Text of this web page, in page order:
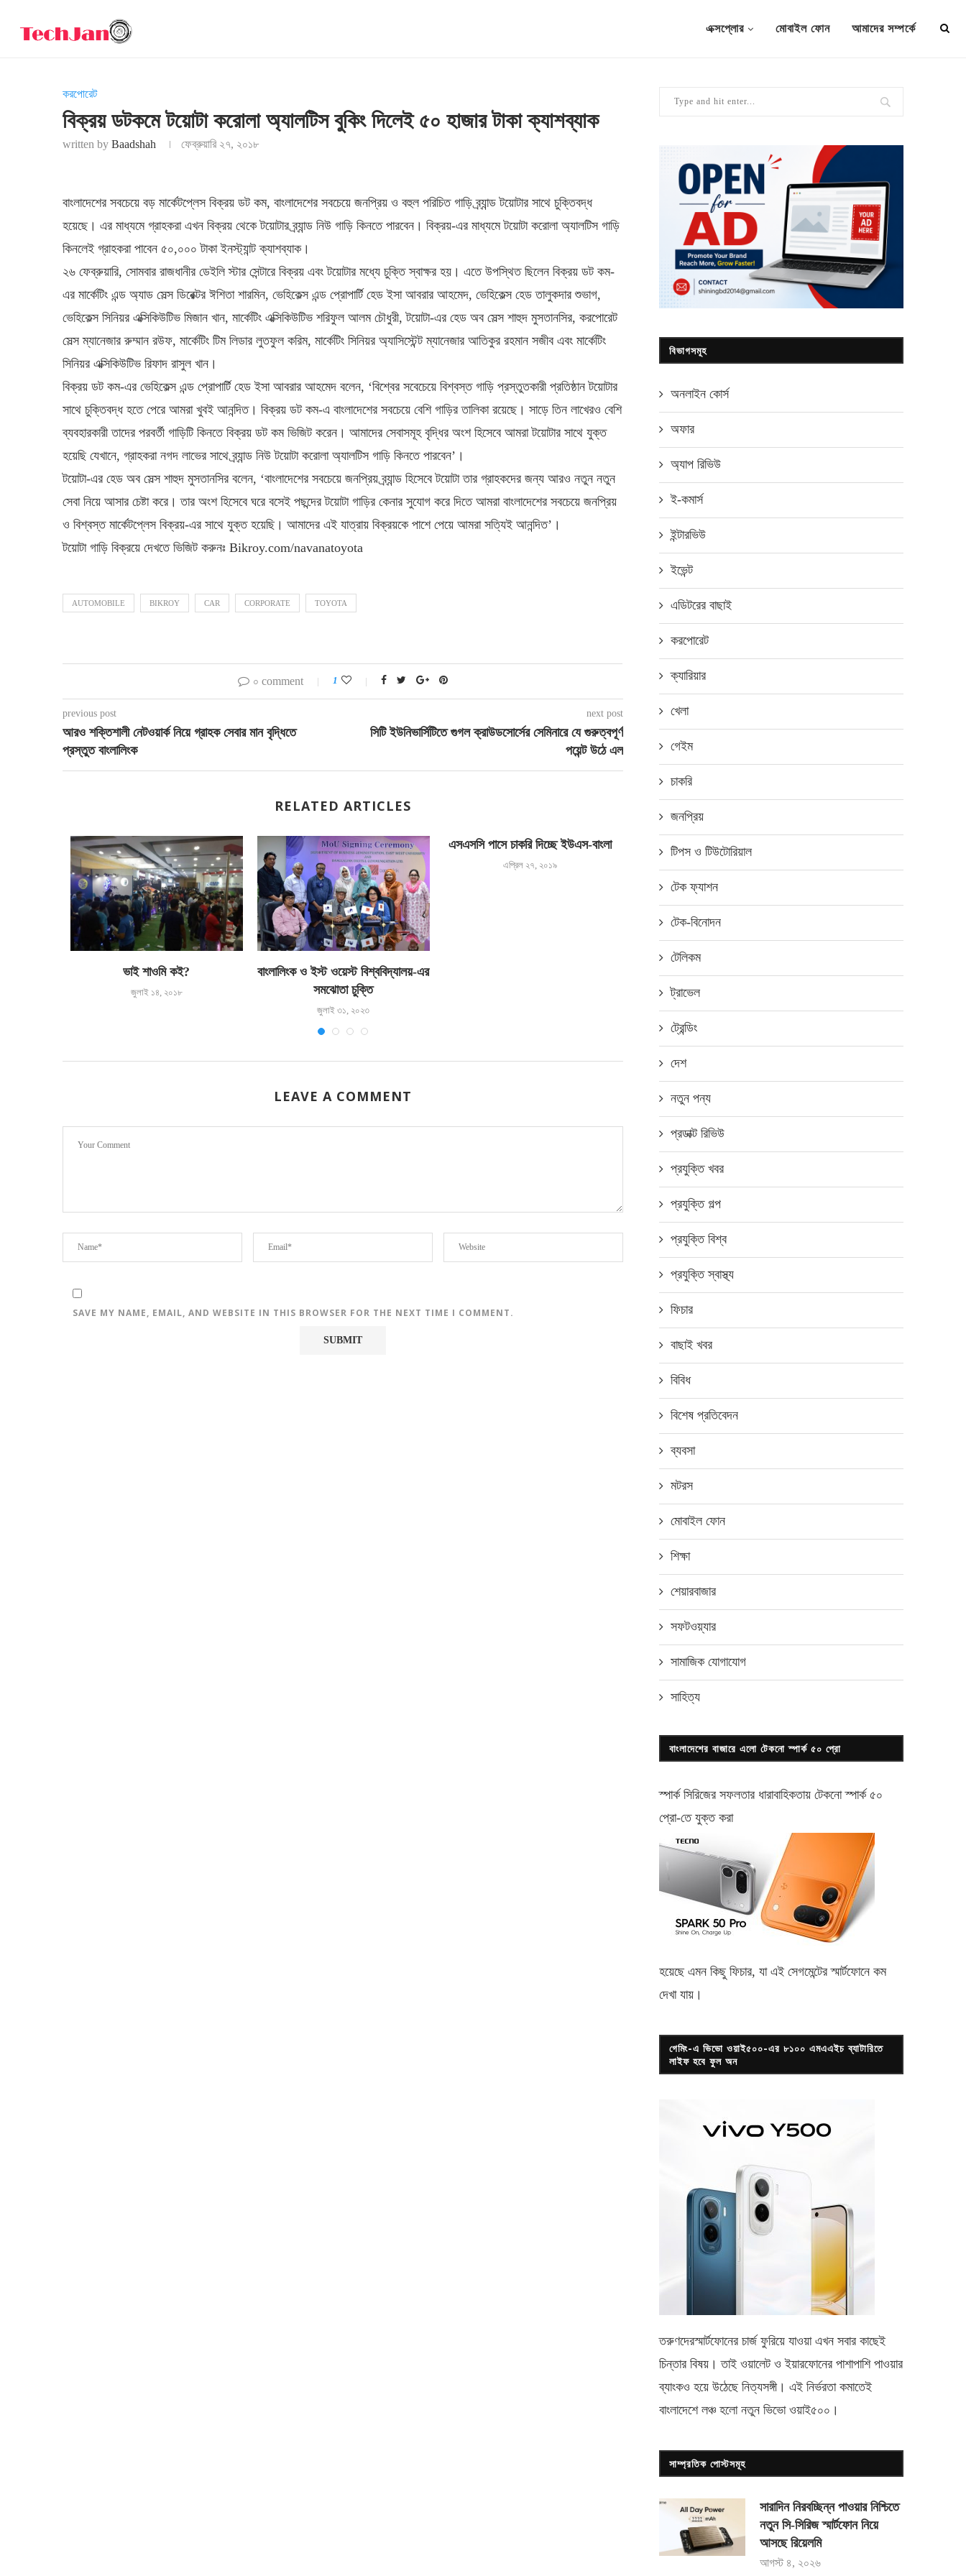
এক্সপ্লোর মোবাইল ফোন আমাদের সম্পর্কে
করপোরেট
বিক্রয় ডটকমে টয়োটা করোলা অ্যালটিস বুকিং দিলেই ৫০ হাজার টাকা ক্যাশব্যাক
written by Baadshah ফেব্রুয়ারি ২৭, ২০১৮
বাংলাদেশের সবচেয়ে বড় মার্কেটপ্লেস বিক্রয় ডট কম, বাংলাদেশের সবচেয়ে জনপ্রিয় ও বহুল পরিচিত গাড়ি ব্র্যান্ড টয়োটার সাথে চুক্তিবদ্ধ
হয়েছে। এর মাধ্যমে গ্রাহকরা এখন বিক্রয় থেকে টয়োটার ব্র্যান্ড নিউ গাড়ি কিনতে পারবেন। বিক্রয়-এর মাধ্যমে টয়োটা করোলা অ্যালটিস গাড়ি
কিনলেই গ্রাহকরা পাবেন ৫০,০০০ টাকা ইনস্ট্যান্ট ক্যাশব্যাক।
২৬ ফেব্রুয়ারি, সোমবার রাজধানীর ডেইলি স্টার সেন্টারে বিক্রয় এবং টয়োটার মধ্যে চুক্তি স্বাক্ষর হয়। এতে উপস্থিত ছিলেন বিক্রয় ডট কম-
এর মার্কেটিং এন্ড অ্যাড সেল্স ডিরেক্টর ঈশিতা শারমিন, ভেহিকেল্স এন্ড প্রোপার্টি হেড ইসা আবরার আহমেদ, ভেহিকেল্স হেড তালুকদার শুভাগ,
ভেহিকেল্স সিনিয়র এক্সিকিউটিভ মিজান খান, মার্কেটিং এক্সিকিউটিভ শরিফুল আলম চৌধুরী, টয়োটা-এর হেড অব সেল্স শাহুদ মুসতানসির, করপোরেট
সেল্স ম্যানেজার রুম্মান রউফ, মার্কেটিং টিম লিডার লুতফুল করিম, মার্কেটিং সিনিয়র অ্যাসিস্টেন্ট ম্যানেজার আতিকুর রহমান সজীব এবং মার্কেটিং
সিনিয়র এক্সিকিউটিভ রিফাদ রাসুল খান।
বিক্রয় ডট কম-এর ভেহিকেল্স এন্ড প্রোপার্টি হেড ইসা আবরার আহমেদ বলেন, ‘বিশ্বের সবেচেয়ে বিশ্বস্ত গাড়ি প্রস্তুতকারী প্রতিষ্ঠান টয়োটার
সাথে চুক্তিবদ্ধ হতে পেরে আমরা খুবই আনন্দিত। বিক্রয় ডট কম-এ বাংলাদেশের সবচেয়ে বেশি গাড়ির তালিকা রয়েছে। সাড়ে তিন লাখেরও বেশি
ব্যবহারকারী তাদের পরবর্তী গাড়িটি কিনতে বিক্রয় ডট কম ভিজিট করেন। আমাদের সেবাসমূহ বৃদ্ধির অংশ হিসেবে আমরা টয়োটার সাথে যুক্ত
হয়েছি যেখানে, গ্রাহকরা নগদ লাভের সাথে ব্র্যান্ড নিউ টয়োটা করোলা অ্যালটিস গাড়ি কিনতে পারবেন’।
টয়োটা-এর হেড অব সেল্স শাহুদ মুসতানসির বলেন, ‘বাংলাদেশের সবচেয়ে জনপ্রিয় ব্র্যান্ড হিসেবে টয়োটা তার গ্রাহকদের জন্য আরও নতুন নতুন
সেবা নিয়ে আসার চেষ্টা করে। তার অংশ হিসেবে ঘরে বসেই পছন্দের টয়োটা গাড়ির কেনার সুযোগ করে দিতে আমরা বাংলাদেশের সবচেয়ে জনপ্রিয়
ও বিশ্বস্ত মার্কেটপ্লেস বিক্রয়-এর সাথে যুক্ত হয়েছি। আমাদের এই যাত্রায় বিক্রয়কে পাশে পেয়ে আমরা সত্যিই আনন্দিত’।
টয়োটা গাড়ি বিক্রয়ে দেখতে ভিজিট করুনঃ Bikroy.com/navanatoyota
AUTOMOBILE BIKROY CAR CORPORATE TOYOTA
০ comment 1
previous post
আরও শক্তিশালী নেটওয়ার্ক নিয়ে গ্রাহক সেবার মান বৃদ্ধিতে
প্রস্তুত বাংলালিংক
next post
সিটি ইউনিভার্সিটিতে গুগল ক্রাউডসোর্সের সেমিনারে যে গুরুত্বপূর্ণ
পয়েন্ট উঠে এল
RELATED ARTICLES
ভাই শাওমি কই?
জুলাই ১৪, ২০১৮
বাংলালিংক ও ইস্ট ওয়েস্ট বিশ্ববিদ্যালয়-এর
সমঝোতা চুক্তি
জুলাই ৩১, ২০২৩
এসএসসি পাসে চাকরি দিচ্ছে ইউএস-বাংলা
এপ্রিল ২৭, ২০১৯
ডিসেম্বর ১২, ২০১৮ জুলাই ১৭, ২০১৮
LEAVE A COMMENT
SAVE MY NAME, EMAIL, AND WEBSITE IN THIS BROWSER FOR THE NEXT TIME I COMMENT.
বিভাগসমূহ
অনলাইন কোর্স
অফার
অ্যাপ রিভিউ
ই-কমার্স
ইন্টারভিউ
ইভেন্ট
এডিটরের বাছাই
করপোরেট
ক্যারিয়ার
খেলা
গেইম
চাকরি
জনপ্রিয়
টিপস ও টিউটোরিয়াল
টেক ফ্যাশন
টেক-বিনোদন
টেলিকম
ট্রাভেল
ট্রেন্ডিং
দেশ
নতুন পন্য
প্রডাক্ট রিভিউ
প্রযুক্তি খবর
প্রযুক্তি গল্প
প্রযুক্তি বিশ্ব
প্রযুক্তি স্বাস্থ্য
ফিচার
বাছাই খবর
বিবিধ
বিশেষ প্রতিবেদন
ব্যবসা
মটরস
মোবাইল ফোন
শিক্ষা
শেয়ারবাজার
সফটওয়্যার
সামাজিক যোগাযোগ
সাহিত্য
বাংলাদেশের বাজারে এলো টেকনো স্পার্ক ৫০ প্রো
স্পার্ক সিরিজের সফলতার ধারাবাহিকতায় টেকনোস্পার্ক ৫০
প্রো-তে যুক্ত করা
হয়েছে এমন কিছু ফিচার, যা এই সেগমেন্টের স্মার্টফোনে কম
দেখা যায়।
গেমিং-এ ভিভো ওয়াই৫০০-এর ৮১০০ এমএএইচ ব্যাটারিতে
লাইফ হবে ফুল অন
তরুণদেরস্মার্টফোনের চার্জ ফুরিয়ে যাওয়া এখন সবার কাছেই
চিন্তার বিষয়। তাই ওয়ালেট ও ইয়ারফোনের পাশাপাশি পাওয়ার
ব্যাংকও হয়ে উঠেছে নিত্যসঙ্গী। এই নির্ভরতা কমাতেই
বাংলাদেশে লঞ্চ হলো নতুন ভিভো ওয়াই৫০০ ।
সাম্প্রতিক পোস্টসমূহ
সারাদিন নিরবচ্ছিন্ন পাওয়ার নিশ্চিতে
নতুন সি-সিরিজ স্মার্টফোন নিয়ে
আসছে রিয়েলমি
আগস্ট ৪, ২০২৬